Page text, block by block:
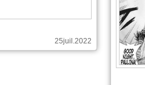
25juil.2022